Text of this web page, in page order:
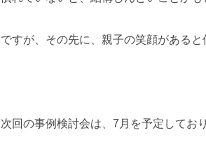
ですが、その先に、親子の笑顔があると
次回の事例検討会は、7月を予定してお